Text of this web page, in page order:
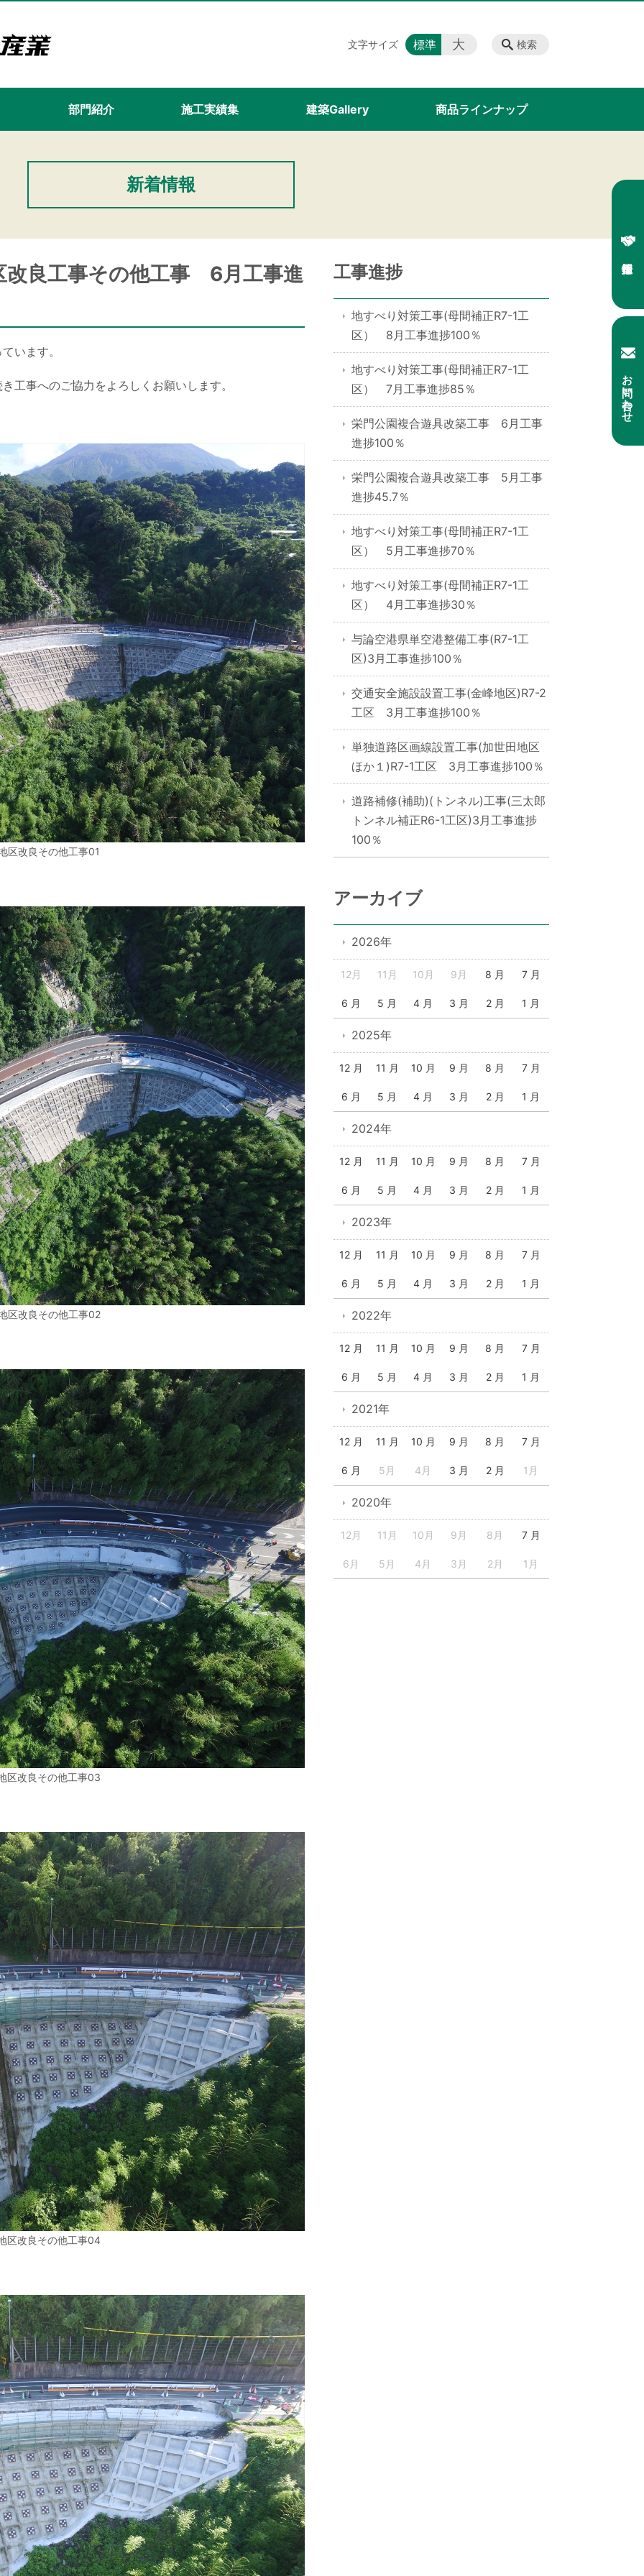
部門紹介 施工実績集 建築Gallery 商品ラインナップ
検索
文字サイズ 標準 大
新着情報
良工事その他工事 6月工事進
います。
工事へのご協力をよろしくお願いします。
区改良その他工事01
区改良その他工事02
区改良その他工事03
区改良その他工事04
工事進捗
地すべり対策工事(母間補正R7-1工
区） 8月工事進捗100％
地すべり対策工事(母間補正R7-1工
区） 7月工事進捗85％
栄門公園複合遊具改築工事 6月工事
進捗100％
栄門公園複合遊具改築工事 5月工事
進捗45.7％
地すべり対策工事(母間補正R7-1工
区） 5月工事進捗70％
地すべり対策工事(母間補正R7-1工
区） 4月工事進捗30％
与論空港県単空港整備工事(R7-1工
区)3月工事進捗100％
交通安全施設設置工事(金峰地区)R7-2
工区 3月工事進捗100％
単独道路区画線設置工事(加世田地区
ほか１)R7-1工区 3月工事進捗100％
道路補修(補助)(トンネル)工事(三太郎
トンネル補正R6-1工区)3月工事進捗
100％
アーカイブ
2026年
12月 11月 10月 9月 8 月 7 月
6 月 5 月 4 月 3 月 2 月 1 月
2025年
12 月 11 月 10 月 9 月 8 月 7 月
6 月 5 月 4 月 3 月 2 月 1 月
2024年
12 月 11 月 10 月 9 月 8 月 7 月
6 月 5 月 4 月 3 月 2 月 1 月
2023年
12 月 11 月 10 月 9 月 8 月 7 月
6 月 5 月 4 月 3 月 2 月 1 月
2022年
12 月 11 月 10 月 9 月 8 月 7 月
6 月 5 月 4 月 3 月 2 月 1 月
2021年
12 月 11 月 10 月 9 月 8 月 7 月
6 月 5月 4月 3 月 2 月 1月
2020年
12月 11月 10月 9月 8月 7 月
6月 5月 4月 3月 2月 1月
お問い合わせ